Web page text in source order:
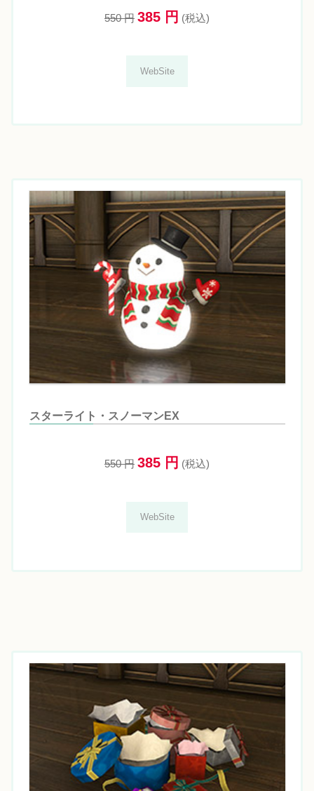
550 円 385 円 (税込)
WebSite
スターライト・スノーマンEX
550 円 385 円 (税込)
WebSite